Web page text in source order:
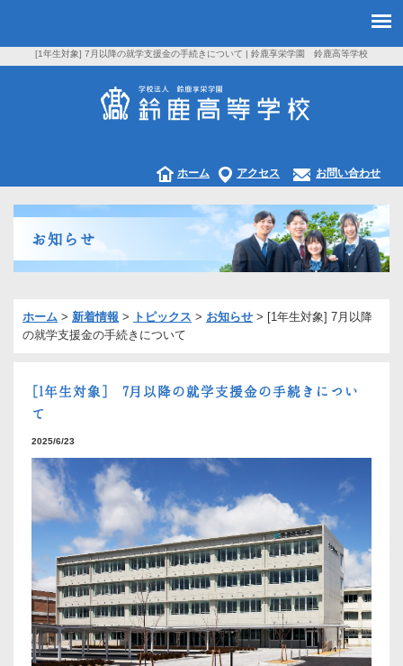
[1年生対象] 7月以降の就学支援金の手続きについて | 鈴鹿享栄学園 鈴鹿高等学校
お問い合わせ
アクセス
ホーム
お知らせ
ホーム > 新着情報 > トピックス > お知らせ > [1年生対象] 7月以降
の就学支援金の手続きについて
[1年生対象] 7月以降の就学支援金の手続きについ
て
2025/6/23